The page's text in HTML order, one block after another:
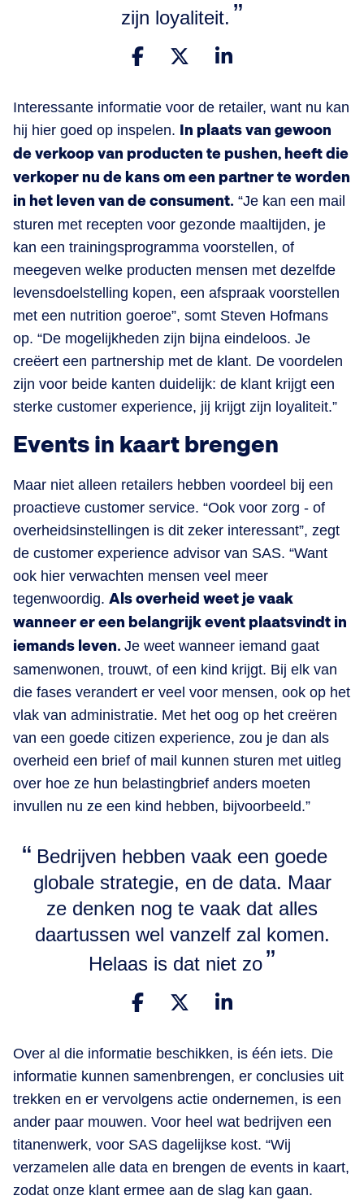
zijn loyaliteit.
Interessante informatie voor de retailer, want nu kan
hij hier goed op inspelen.
In plaats van gewoon
de verkoop van producten te pushen, heeft die
verkoper nu de kans om een partner te worden
in het leven van de consument. “Je kan een mail
sturen met recepten voor gezonde maaltijden, je
kan een trainingsprogramma voorstellen, of
meegeven welke producten mensen met dezelfde
levensdoelstelling kopen, een afspraak voorstellen
met een nutrition goeroe”, somt Steven Hofmans
op. “De mogelijkheden zijn bijna eindeloos. Je
creëert een partnership met de klant. De voordelen
zijn voor beide kanten duidelijk: de klant krijgt een
sterke customer experience, jij krijgt zijn loyaliteit.”
Events in kaart brengen
Maar niet alleen retailers hebben voordeel bij een
proactieve customer service. “Ook voor zorg - of
overheidsinstellingen is dit zeker interessant”, zegt
de customer experience advisor van SAS. “Want
ook hier verwachten mensen veel meer
tegenwoordig. Als overheid weet je vaak
wanneer er een belangrijk event plaatsvindt in
iemands leven. Je weet wanneer iemand gaat
samenwonen, trouwt, of een kind krijgt. Bij elk van
die fases verandert er veel voor mensen, ook op het
vlak van administratie. Met het oog op het creëren
van een goede citizen experience, zou je dan als
overheid een brief of mail kunnen sturen met uitleg
over hoe ze hun belastingbrief anders moeten
invullen nu ze een kind hebben, bijvoorbeeld.”
Bedrijven hebben vaak een goede
globale strategie, en de data. Maar
ze denken nog te vaak dat alles
daartussen wel vanzelf zal komen.
Helaas is dat niet zo
Over al die informatie beschikken, is één iets. Die
informatie kunnen samenbrengen, er conclusies uit
trekken en er vervolgens actie ondernemen, is een
ander paar mouwen. Voor heel wat bedrijven een
titanenwerk, voor SAS dagelijkse kost. “Wij
verzamelen alle data en brengen de events in kaart,
zodat onze klant ermee aan de slag kan gaan.